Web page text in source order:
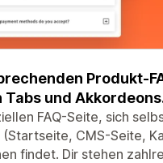
Produkt-
und
FAQ-Seite, sich
CMS-Seite,
findet. Dir stehen